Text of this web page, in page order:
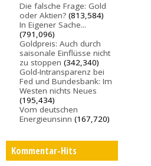
Die falsche Frage: Gold
oder Aktien? (813,584)
In Eigener Sache...
(791,096)
Goldpreis: Auch durch
saisonale Einflüsse nicht
zu stoppen (342,340)
Gold-Intransparenz bei
Fed und Bundesbank: Im
Westen nichts Neues
(195,434)
Vom deutschen
Energieunsinn (167,720)
Kommentar-Hits